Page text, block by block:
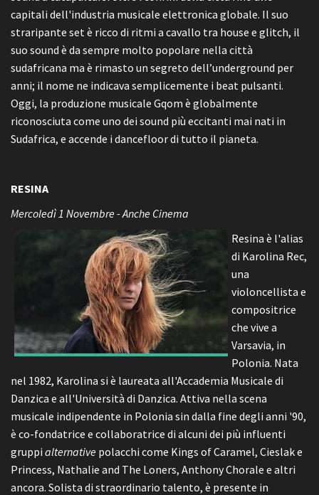
capitali dell'industria musicale elettronica globale. Il suo
straripante set è ricco di ritmi a cavallo tra house e glitch, il
suo sound è da sempre molto popolare nella città
sudafricana ma è rimasto un segreto dell’underground per
anni; il nome ne indicava semplicemente i beat pulsanti.
Oggi, la produzione musicale Gqom è globalmente
riconosciuta come uno dei sound più eccitanti mai nati in
Sudafrica, e accende i dancefloor di tutto il pianeta.
RESINA
Mercoledì 1 Novembre - Anche Cinema
Resina è l'alias
di Karolina Rec,
una
violoncellista e
compositrice
che vive a
Varsavia, in
Polonia. Nata
nel 1982, Karolina si è laureata all'Accademia Musicale di
Danzica e all'Università di Danzica. Attiva nella scena
musicale indipendente in Polonia sin dalla fine degli anni '90,
è co-fondatrice e collaboratrice di alcuni dei più influenti
gruppi alternative polacchi come Kings of Caramel, Cieslak e
Princess, Nathalie and The Loners, Anthony Chorale e altri
ancora. Solista di straordinario talento, è presente in